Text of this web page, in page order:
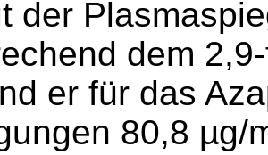
der
dem
er für das
80,8 µg/